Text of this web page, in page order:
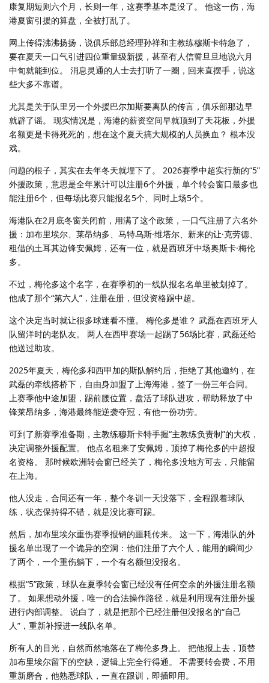
康复期短则六个月，长则一年，这赛季基本是没了。 他这一伤，海
港夏窗引援的算盘，全被打乱了。
网上传得沸沸扬扬，说俱乐部总经理孙祥和主教练穆斯卡特急了，
要在夏天一口气引进四位重量级新援，甚至有人信誓旦旦地说六月
中旬就能到位。 消息灵通的人士去打听了一圈，回来直摆手，说这
些大多不靠谱。
尤其是关于队里另一个外援巴尔加斯要离队的传言，俱乐部那边早
就辟了谣。 现实情况是，海港的薪资空间早就顶到了天花板，外援
名额更是卡得死死的，想在这个夏天搞大规模的人员换血？ 根本没
戏。
问题的根子，其实在去年冬天就埋下了。 2026赛季中超实行新的“5”
外援政策，意思是全年累计可以注册6个外援，单个转会窗口最多也
能注册6个，但每场比赛只能报名5个、同时上场5个。
海港队在2月底冬窗关闭前，用满了这个政策，一口气注册了六名外
援：加布里埃尔、莱昂纳多、马特乌斯·维塔尔、新来的让·克劳德、
租借的土耳其边锋安佩姆，还有一位，就是西班牙中场奥斯卡·梅伦
多。
不过，梅伦多这个名字，在赛季初的一线队报名名单里被划掉了。
他成了那个“第六人”，注册在册，但没资格踢中超。
这个决定当时就让很多球迷看不懂。 梅伦多是谁？ 武磊在西班牙人
队留洋时的老队友。 两人在西甲赛场一起踢了56场比赛，武磊还给
他送过助攻。
2025年夏天，梅伦多和西甲加的斯队解约后，拒绝了其他邀约，在
武磊的牵线搭桥下，自由身加盟了上海海港，签了一份三年合同。
上赛季他中途加盟，踢前腰位置，盘活了球队进攻，帮助释放了中
锋莱昂纳多，海港最终能逆袭夺冠，有他一份功劳。
可到了新赛季准备期，主教练穆斯卡特手握“主教练负责制”的大权，
决定调整外援配置。 他点名租来了安佩姆，顶掉了梅伦多的中超报
名资格。 那时候欧洲转会窗已经关了，梅伦多没地方可去，只能留
在上海。
他人没走，合同还有一年，整个冬训一天没落下，全程跟着球队
练，状态保持得不错，就是没比赛可踢。
然后，加布里埃尔重伤赛季报销的噩耗传来。 这一下，海港队的外
援名单出现了一个诡异的空洞：他们注册了六个人，能用的瞬间少
了两个，一个重伤躺下，一个有名额但没报名。
根据“5”政策，球队在夏季转会窗已经没有任何空余的外援注册名额
了。 如果想动外援，唯一的合法操作路径，就是利用现有注册外援
进行内部调整。 说白了，就是把那个已经注册但没报名的“自己
人”，重新补报进一线队名单。
所有人的目光，自然而然地落在了梅伦多身上。 把他报上去，顶替
加布里埃尔留下的空缺，逻辑上完全行得通。 不需要转会费，不用
重新磨合，他熟悉球队，一直在跟训，即插即用。